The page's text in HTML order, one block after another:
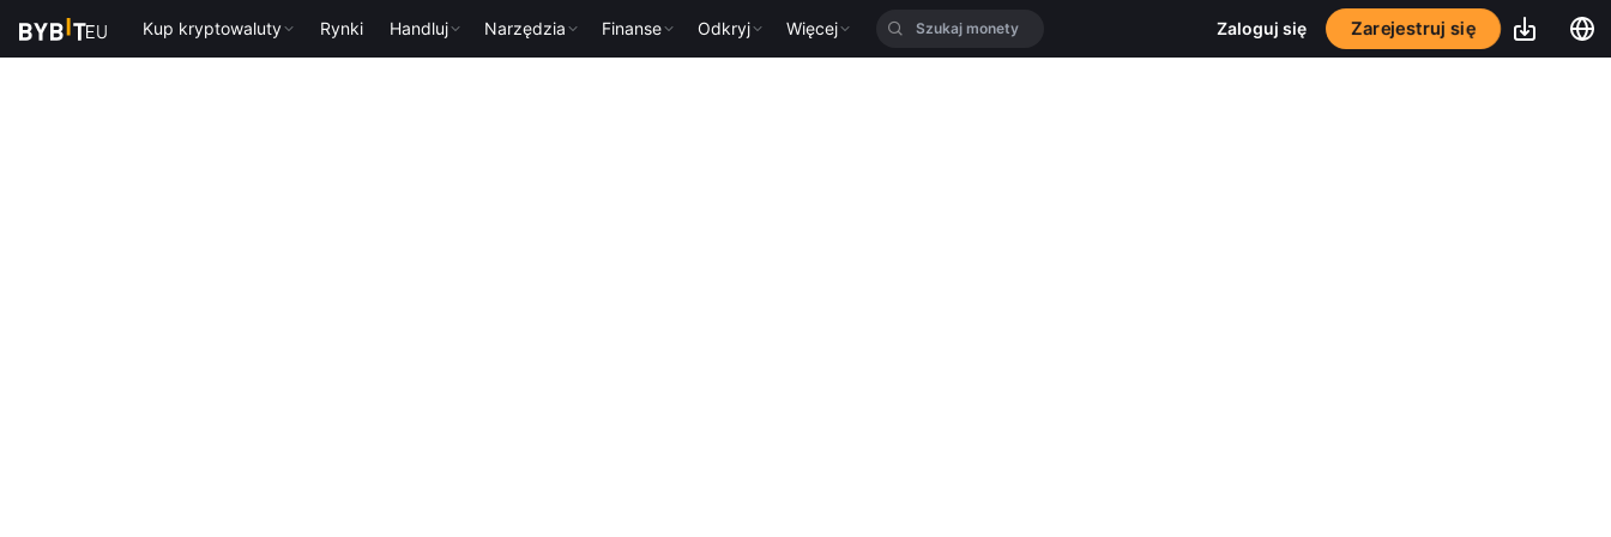
Kup kryptowaluty Rynki Handluj Narzędzia Finanse Odkryj Więcej Zaloguj się Zarejestruj się